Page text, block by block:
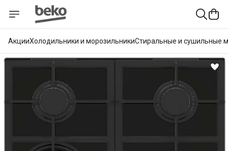
АкцииХолодильники и морозильникиСтиральные и сушильные